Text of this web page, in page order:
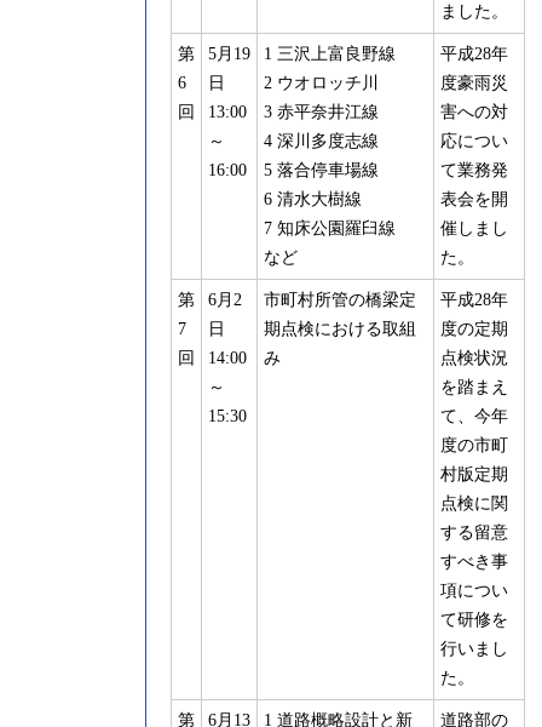
ました。
第
6
回
5月19
日
13:00
～
16:00
1 三沢上富良野線
2 ウオロッチ川
3 赤平奈井江線
4 深川多度志線
5 落合停車場線
6 清水大樹線
7 知床公園羅臼線
など
平成28年
度豪雨災
害への対
応につい
て業務発
表会を開
催しまし
た。
第
7
回
6月2
日
14:00
～
15:30
市町村所管の橋梁定
期点検における取組
み
平成28年
度の定期
点検状況
を踏まえ
て、今年
度の市町
村版定期
点検に関
する留意
すべき事
項につい
て研修を
行いまし
た。
第 6月13 1 道路概略設計と新 道路部の